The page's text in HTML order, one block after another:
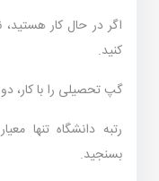
اگر در حال کار
کنید.
گپ تحصیلی را با کار،
بسنجید.